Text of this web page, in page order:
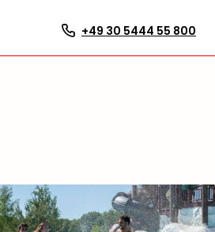
+49 30 5444 55 800